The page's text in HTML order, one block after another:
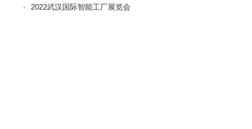
2022武汉国际智能工厂展览会